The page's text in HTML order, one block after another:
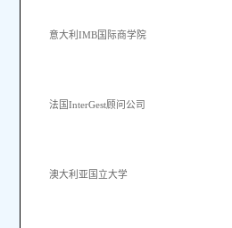
意大利IMB国际商学院
法国InterGest顾问公司
澳大利亚国立大学